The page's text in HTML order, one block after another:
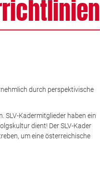
durch perspektivische
SLV-Kadermitglieder haben ein
dient! Der SLV-Kader
um eine österreichische